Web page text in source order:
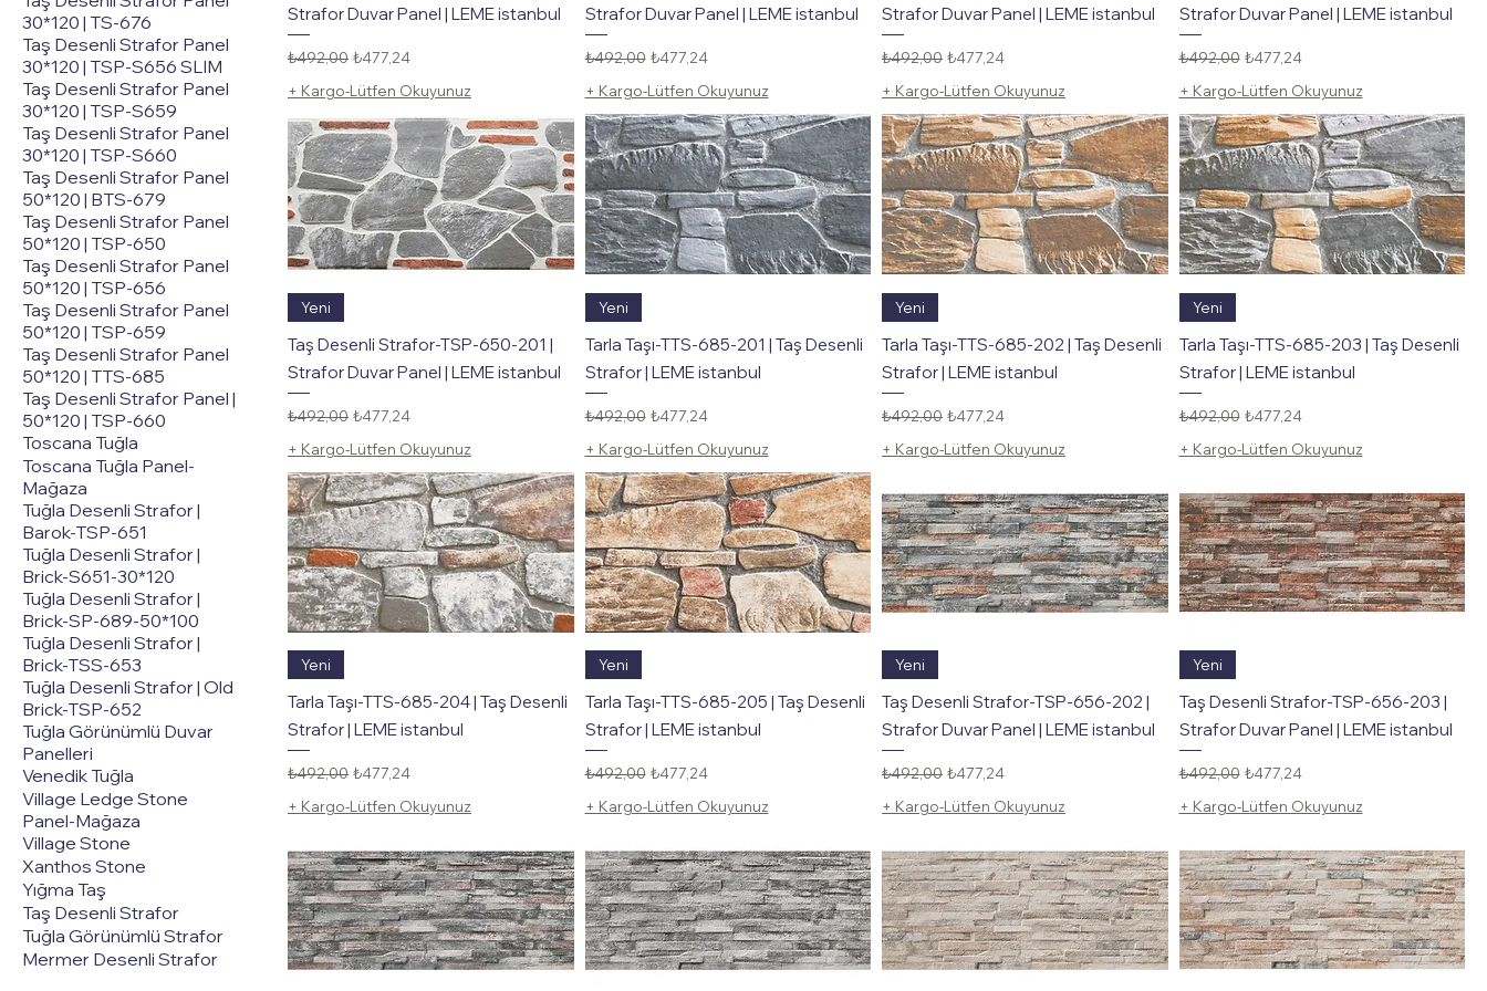
30*120 | TS-676
Taş Desenli Strafor Panel
30*120 | TSP-S656 SLIM
Taş Desenli Strafor Panel
30*120 | TSP-S659
Taş Desenli Strafor Panel
30*120 | TSP-S660
Taş Desenli Strafor Panel
50*120 | BTS-679
Taş Desenli Strafor Panel
50*120 | TSP-650
Taş Desenli Strafor Panel
50*120 | TSP-656
Taş Desenli Strafor Panel
50*120 | TSP-659
Taş Desenli Strafor Panel
50*120 | TTS-685
Taş Desenli Strafor Panel |
50*120 | TSP-660
Toscana Tuğla
Toscana Tuğla Panel-
Mağaza
Tuğla Desenli Strafor |
Barok-TSP-651
Tuğla Desenli Strafor |
Brick-S651-30*120
Tuğla Desenli Strafor |
Brick-SP-689-50*100
Tuğla Desenli Strafor |
Brick-TSS-653
Tuğla Desenli Strafor | Old
Brick-TSP-652
Tuğla Görünümlü Duvar
Panelleri
Venedik Tuğla
Village Ledge Stone
Panel-Mağaza
Village Stone
Xanthos Stone
Yığma Taş
Taş Desenli Strafor
Tuğla Görünümlü Strafor
Mermer Desenli Strafor
Strafor Duvar Panel | LEME istanbul
Normal Fiyat
₺492,00 İndirimli Fiyat
₺477,24
+ Kargo-Lütfen Okuyunuz
Strafor Duvar Panel | LEME istanbul
Normal Fiyat
₺492,00 İndirimli Fiyat
₺477,24
+ Kargo-Lütfen Okuyunuz
Strafor Duvar Panel | LEME istanbul
Normal Fiyat
₺492,00 İndirimli Fiyat
₺477,24
+ Kargo-Lütfen Okuyunuz
Strafor Duvar Panel | LEME istanbul
Normal Fiyat
₺492,00 İndirimli Fiyat
₺477,24
+ Kargo-Lütfen Okuyunuz
Yeni
Taş Desenli Strafor-TSP-650-201 |
Strafor Duvar Panel | LEME istanbul
Normal Fiyat
₺492,00 İndirimli Fiyat
₺477,24
+ Kargo-Lütfen Okuyunuz
Yeni
Tarla Taşı-TTS-685-201 | Taş Desenli
Strafor | LEME istanbul
Normal Fiyat
₺492,00 İndirimli Fiyat
₺477,24
+ Kargo-Lütfen Okuyunuz
Yeni
Tarla Taşı-TTS-685-202 | Taş Desenli
Strafor | LEME istanbul
Normal Fiyat
₺492,00 İndirimli Fiyat
₺477,24
+ Kargo-Lütfen Okuyunuz
Yeni
Tarla Taşı-TTS-685-203 | Taş Desenli
Strafor | LEME istanbul
Normal Fiyat
₺492,00 İndirimli Fiyat
₺477,24
+ Kargo-Lütfen Okuyunuz
Yeni
Tarla Taşı-TTS-685-204 | Taş Desenli
Strafor | LEME istanbul
Normal Fiyat
₺492,00 İndirimli Fiyat
₺477,24
+ Kargo-Lütfen Okuyunuz
Yeni
Tarla Taşı-TTS-685-205 | Taş Desenli
Strafor | LEME istanbul
Normal Fiyat
₺492,00 İndirimli Fiyat
₺477,24
+ Kargo-Lütfen Okuyunuz
Yeni
Taş Desenli Strafor-TSP-656-202 |
Strafor Duvar Panel | LEME istanbul
Normal Fiyat
₺492,00 İndirimli Fiyat
₺477,24
+ Kargo-Lütfen Okuyunuz
Yeni
Taş Desenli Strafor-TSP-656-203 |
Strafor Duvar Panel | LEME istanbul
Normal Fiyat
₺492,00 İndirimli Fiyat
₺477,24
+ Kargo-Lütfen Okuyunuz